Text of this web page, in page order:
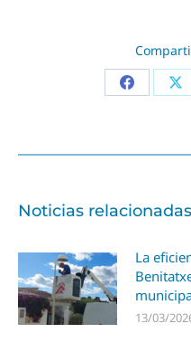
Noticias relacionadas
La
13/03/